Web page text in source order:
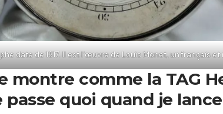
date de 1817. Il est l’œuvre de Louis Monet, un français et
montre comme la TAG
passe quoi quand je